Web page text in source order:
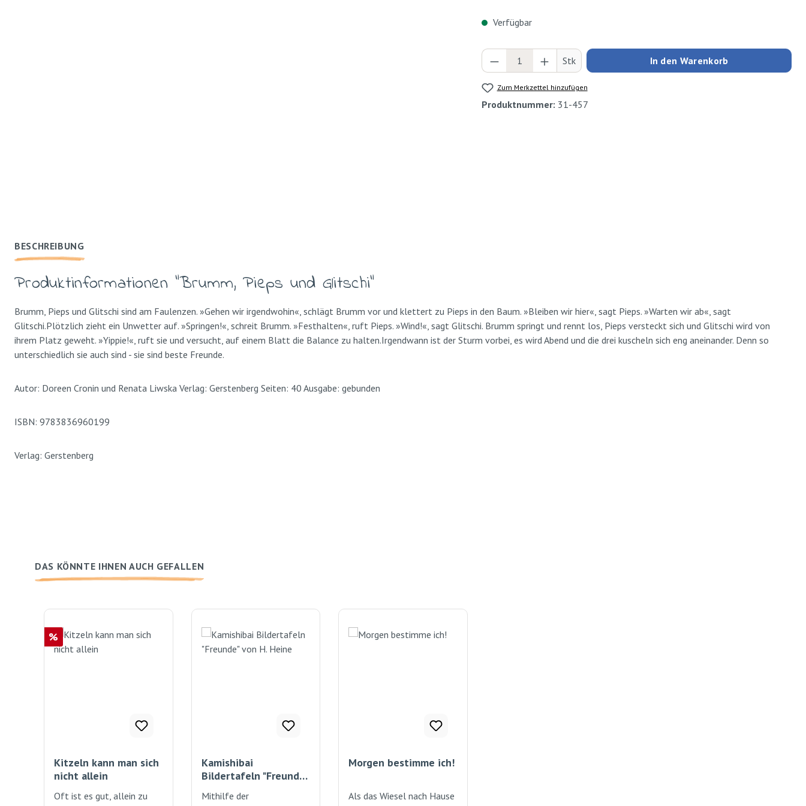
Verfügbar
Produkt Anzahl: Gib den gewünschten Wert ein
Stk In den Warenkorb
Zum Merkzettel hinzufügen
Produktnummer: 31-457
BESCHREIBUNG
Produktinformationen "Brumm, Pieps und Glitschi"
Brumm, Pieps und Glitschi sind am Faulenzen. »Gehen wir irgendwohin«, schlägt Brumm vor und klettert zu Pieps in den Baum. »Bleiben wir hier«, sagt Pieps. »Warten wir ab«, sagt
Glitschi.Plötzlich zieht ein Unwetter auf. »Springen!«, schreit Brumm. »Festhalten«, ruft Pieps. »Wind!«, sagt Glitschi. Brumm springt und rennt los, Pieps versteckt sich und Glitschi wird von
ihrem Platz geweht. »Yippie!«, ruft sie und versucht, auf einem Blatt die Balance zu halten.Irgendwann ist der Sturm vorbei, es wird Abend und die drei kuscheln sich eng aneinander. Denn so
unterschiedlich sie auch sind - sie sind beste Freunde.
Autor: Doreen Cronin und Renata Liwska Verlag: Gerstenberg Seiten: 40 Ausgabe: gebunden
ISBN: 9783836960199
Verlag: Gerstenberg
DAS KÖNNTE IHNEN AUCH GEFALLEN
Rabatt
%
Kitzeln kann man sich
nicht allein
Oft ist es gut, allein zu
Kamishibai
Bildertafeln "Freunde"
Mithilfe der
Morgen bestimme ich!
Als das Wiesel nach Hause